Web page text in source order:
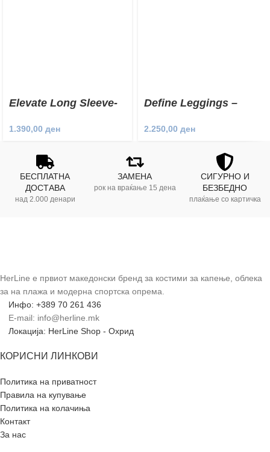
Elevate Long Sleeve-
1.390,00 ден
Define Leggings –
2.250,00 ден
БЕСПЛАТНА
ДОСТАВА
над 2.000 денари
ЗАМЕНА
рок на враќање 15 дена
СИГУРНО И
БЕЗБЕДНО
плаќање со картичка
HerLine е првиот македонски бренд за костими за капење, облека
за на плажа и модерна спортска опрема.
Инфо: +389 70 261 436
E-mail: info@herline.mk
Локација: HerLine Shop - Охрид
КОРИСНИ ЛИНКОВИ
Политика на приватност
Правила на купување
Политика на колачиња
Контакт
За нас